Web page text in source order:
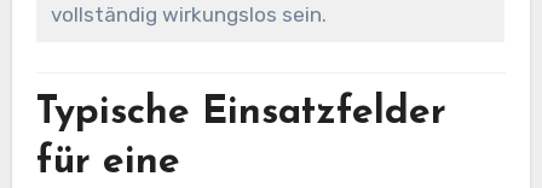
vollständig wirkungslos sein.
Typische Einsatzfelder
für eine